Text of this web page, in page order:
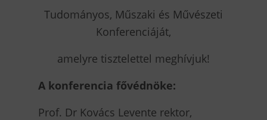
Tudományos, Műszaki és Művészeti
Konferenciáját,
amelyre tisztelettel meghívjuk!
A konferencia fővédnöke:
Prof. Dr Kovács Levente rektor,